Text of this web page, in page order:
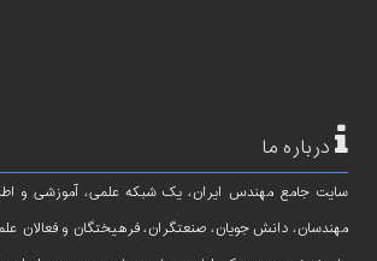
درباره ما
سایت جامع مهندس ایران، یک شبکه علمی، آموزشی و
مهندسان، دانش جویان، صنعتگران، فرهیختگان و فعالان